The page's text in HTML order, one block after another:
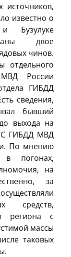
источников,
известно о
двое
чинов.
отдельного
России
ГИБДД
сведения,
бывший
выхода на
ГИБДД МВД
По мнению
в погонах,
на
за
средств,
региона с
массы
таковых